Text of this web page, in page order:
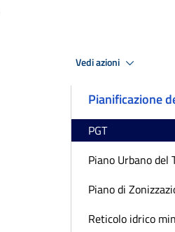
Vedi azioni
Pianificazione
PGT
Piano Urbano del
Piano di
Reticolo idrico